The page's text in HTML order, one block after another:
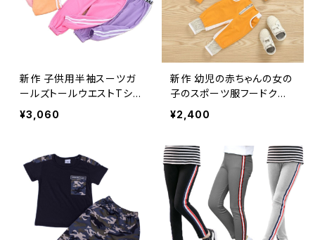
新作 子供用半袖スーツガ
ールズトールウエストTシャ
ツ+ワイドレッグパンツベビ
ーツーピースサマーバージ
¥3,060
新作 幼児の赤ちゃんの女の
子のスポーツ服フードクロ
ップトップパンツトラックス
ーツの衣装3-24M
¥2,400